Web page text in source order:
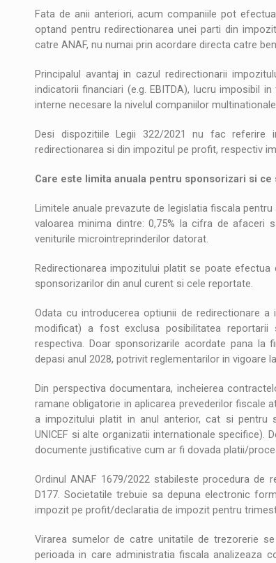
Fata de anii anteriori, acum companiile pot
optand pentru redirectionarea unei parti din
catre ANAF, nu numai prin acordare directa catre
Principalul avantaj in cazul redirectionarii
indicatorii financiari (e.g. EBITDA), lucru imposibil
interne necesare la nivelul companiilor
Desi dispozitiile Legii 322/2021 nu fac
redirectionarea si din impozitul pe profit, respectiv
Care este limita anuala pentru sponsorizari si
Limitele anuale prevazute de legislatia fiscala
valoarea minima dintre: 0,75% la cifra de afaceri
veniturile microintreprinderilor datorat.
Redirectionarea impozitului platit se poate
sponsorizarilor din anul curent si cele reportate.
Odata cu introducerea optiunii de redirectionare
modificat) a fost exclusa posibilitatea reportarii
respectiva. Doar sponsorizarile acordate pana
depasi anul 2028, potrivit reglementarilor in vigoare
Din perspectiva documentara, incheierea
ramane obligatorie in aplicarea prevederilor fiscale
a impozitului platit in anul anterior, cat si pentru
UNICEF si alte organizatii internationale specifice).
documente justificative cum ar fi dovada platii/
Ordinul ANAF 1679/2022 stabileste procedura de
D177. Societatile trebuie sa depuna electronic
impozit pe profit/declaratia de impozit pentru
Virarea sumelor de catre unitatile de trezorerie
perioada in care administratia fiscala analizeaza